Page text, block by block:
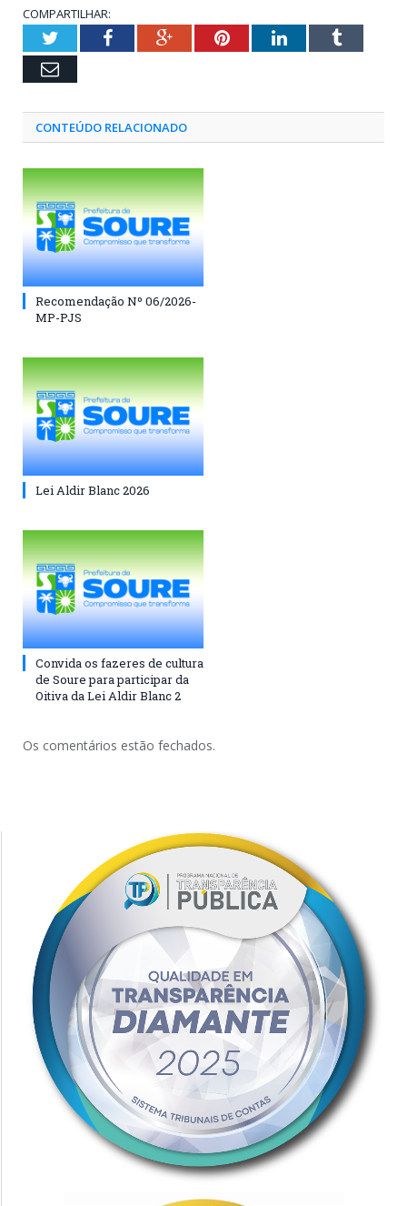
COMPARTILHAR:
TwitterFacebookGoogle+PinterestLinkedInTumblr
Email
CONTEÚDO RELACIONADO
Recomendação Nº 06/2026-
MP-PJS
Lei Aldir Blanc 2026
Convida os fazeres de cultura
de Soure para participar da
Oitiva da Lei Aldir Blanc 2
Os comentários estão fechados.